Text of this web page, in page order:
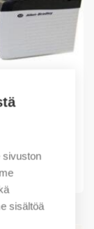
sivuston
sisältöä
1 KPL